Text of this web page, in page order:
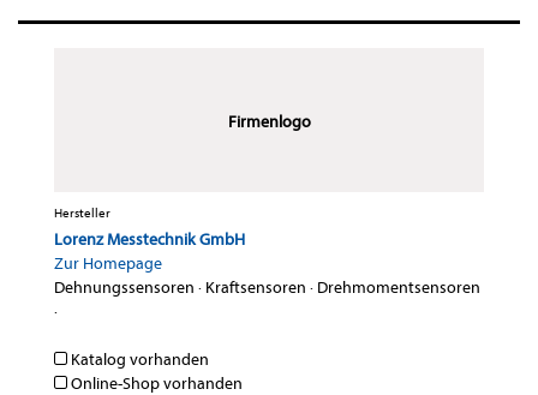
Firmenlogo
Hersteller
Lorenz Messtechnik GmbH
Zur Homepage
Dehnungssensoren · Kraftsensoren · Drehmomentsensoren
·
Katalog vorhanden
Online-Shop vorhanden